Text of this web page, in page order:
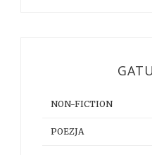
NON-FICTION
POEZJA